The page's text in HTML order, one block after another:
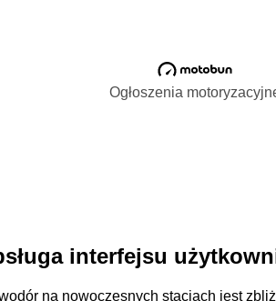
Ogłoszenia
interfejsu
na nowoczesnych stacjach jest